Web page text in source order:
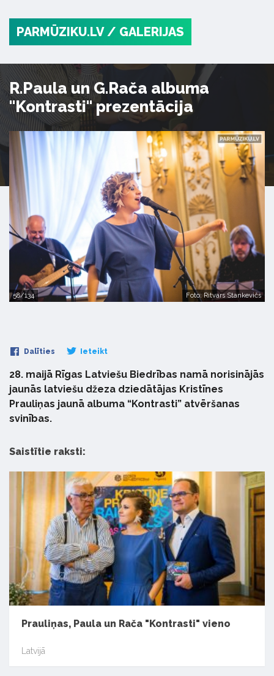
PARMŪZIKU.LV / GALERIJAS
R.Paula un G.Rača albuma
"Kontrasti" prezentācija
58/134 Foto: Ritvars Stankevičs
Dalīties Ieteikt
28. maijā Rīgas Latviešu Biedrības namā norisinājās
jaunās latviešu džeza dziedātājas Kristīnes
Prauliņas jaunā albuma “Kontrasti” atvēršanas
svinības.
Saistītie raksti:
Prauliņas, Paula un Rača "Kontrasti" vieno
Latvijā